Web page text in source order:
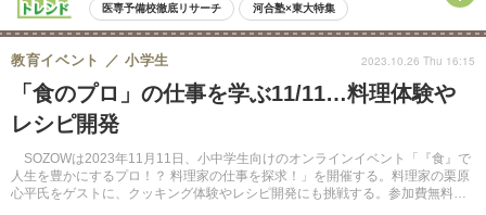
医専予備校徹底リサーチ 河合塾×東大特集
親子で考える大学選び 高校受験 中学受験 小学校受験
共通テスト 夏休み
8月開催イベント・WS 全国公立高校 過去問 人気記事
自由研究教材（小学生向け）
「食のプロ」の仕事を学ぶ11/11…料理体験や
レシピ開発
SOZOWは2023年11月11日、小中学生向けのオンラインイベント「『食』で
人生を豊かにするプロ！？ 料理家の仕事を探求！」を開催する。料理家の栗原
心平氏をゲストに、クッキング体験やレシピ開発にも挑戦する。参加費無料。
教育イベント 小学生 2023.10.26 Thu 16:15